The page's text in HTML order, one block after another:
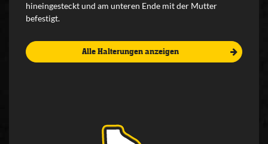
hineingesteckt und am unteren Ende mit der Mutter
befestigt.
Alle Halterungen anzeigen